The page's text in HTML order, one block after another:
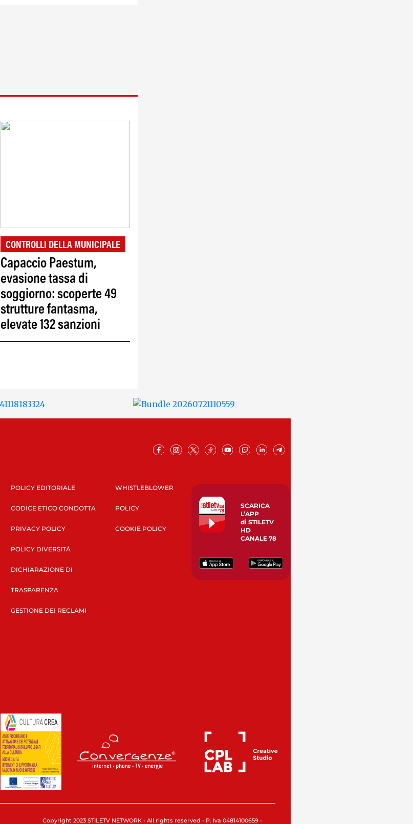
CONTROLLI DELLA MUNICIPALE
Capaccio Paestum,
evasione tassa di
soggiorno: scoperte 49
strutture fantasma,
elevate 132 sanzioni
POLICY EDITORIALE
CODICE ETICO CONDOTTA
PRIVACY POLICY
POLICY DIVERSITÀ
DICHIARAZIONE DI
TRASPARENZA
GESTIONE DEI RECLAMI
WHISTLEBLOWER
POLICY
COOKIE POLICY
SCARICA
L’APP
di STILETV
HD
CANALE 78
Copyright 2023 STILETV NETWORK - All rights reserved - P. Iva 04814100659 -